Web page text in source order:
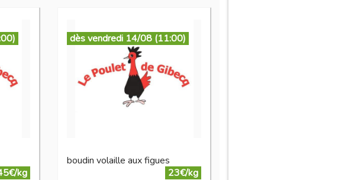
kg
dès vendredi 14/08 (11:00)
boudin volaille aux figues
23€/kg